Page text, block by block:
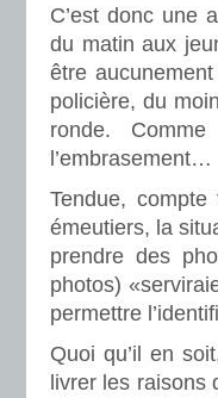
C’est donc une
du matin aux
être
policière, du
ronde.
l’embrasement…
Tendue,
émeutiers, la
prendre des
photos)
permettre
Quoi qu’il en
livrer les raisons